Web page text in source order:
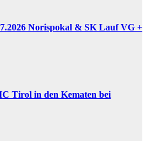
Norispokal & SK Lauf VG +
Tirol in den Kematen bei